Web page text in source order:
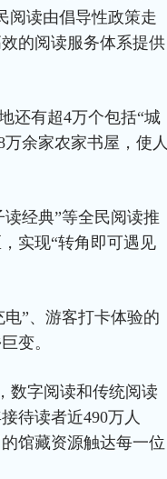
阅读由倡导性政策走
的阅读服务体系提供
还有超4万个包括“城
余家农家书屋，使人
经典”等全民阅读推
实现“转角即可遇见
”、游客打卡体验的
变。
数字阅读和传统阅读
待读者近490万人
馆藏资源触达每一位